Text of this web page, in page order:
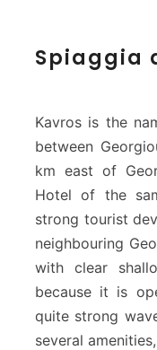
Spiaggia
Kavros is the
between
km east of
Hotel of the
strong tourist
neighbouring
with clear
because it is
quite strong
several